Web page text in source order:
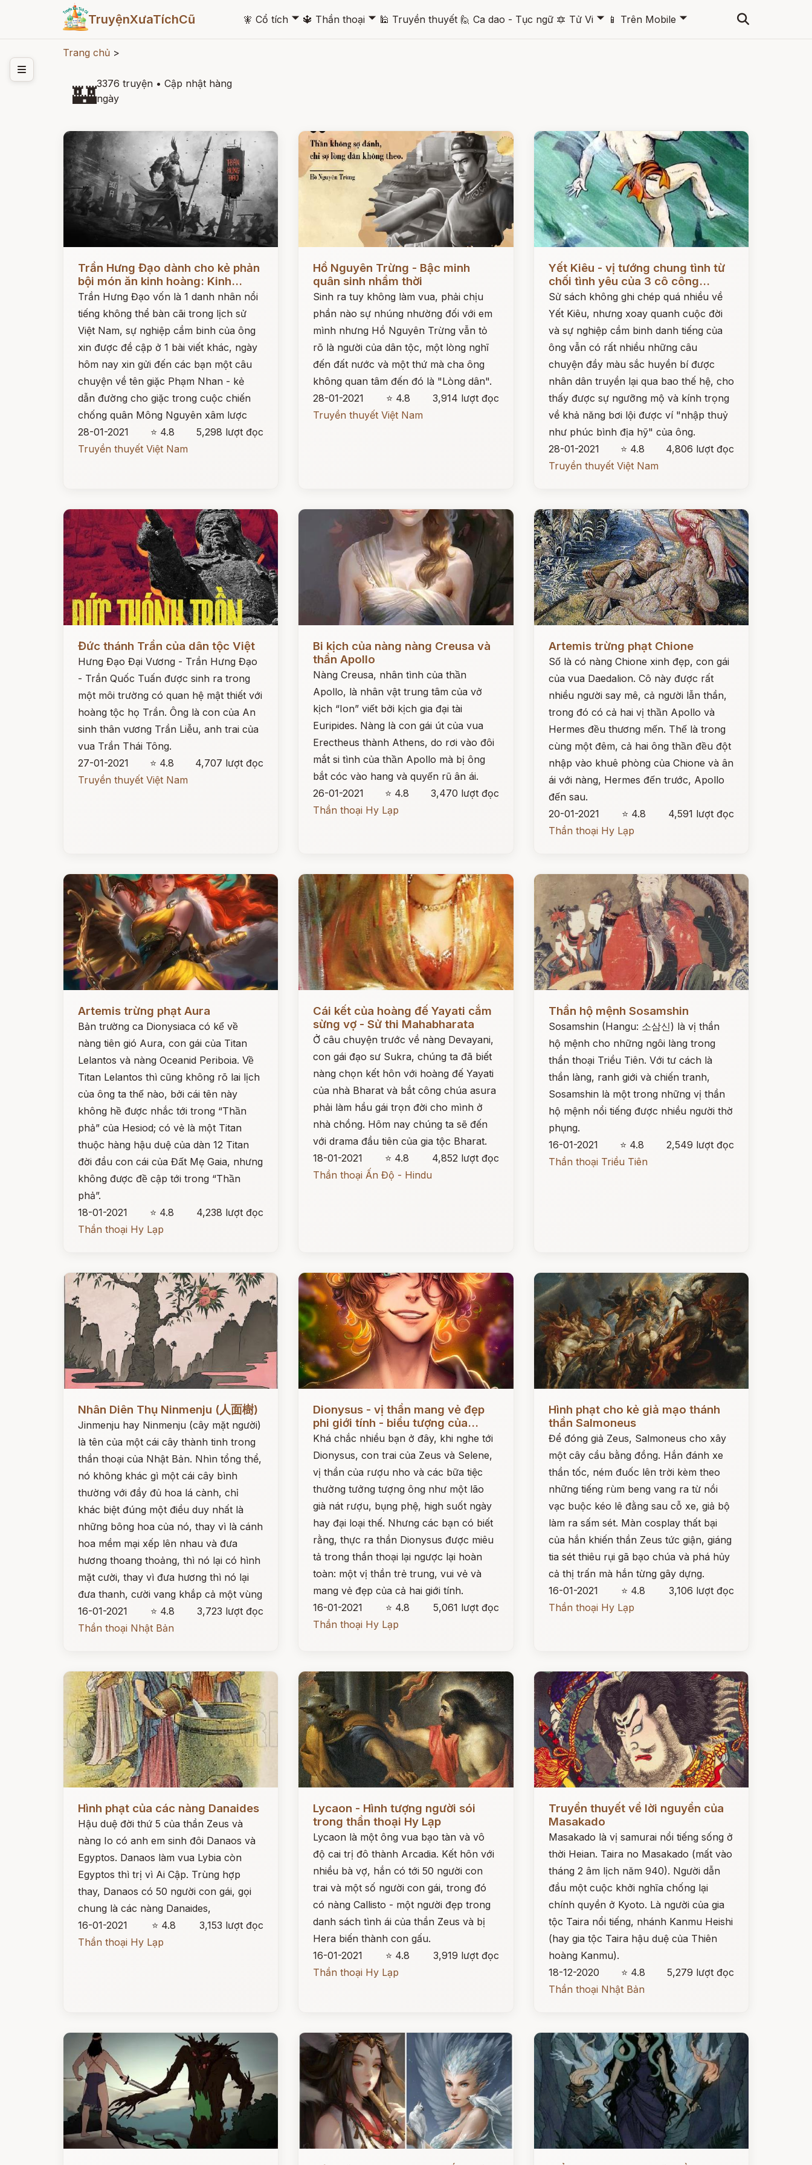
TruyệnXưaTíchCũ 🧚 Cổ tích 🞃 🔱 Thần thoại 🞃 🕌 Truyền thuyết 🙋 Ca dao - Tục ngữ 🔯 Tử Vi 🞃 📱 Trên Mobile 🞃
Trang chủ >
🏰3376 truyện • Cập nhật hàng
ngày
Đọc ngay
Trần Hưng Đạo dành cho kẻ phản
bội món ăn kinh hoàng: Kinh...
Trần Hưng Đạo vốn là 1 danh nhân nổi
tiếng không thể bàn cãi trong lịch sử
Việt Nam, sự nghiệp cầm binh của ông
xin được đề cập ở 1 bài viết khác, ngày
hôm nay xin gửi đến các bạn một câu
chuyện về tên giặc Phạm Nhan - kẻ
dẫn đường cho giặc trong cuộc chiến
chống quân Mông Nguyên xâm lược
28-01-2021
⭐ 4.8
5,298 lượt đọc
Truyền thuyết Việt Nam
Đọc ngay
Hồ Nguyên Trừng - Bậc minh
quân sinh nhầm thời
Sinh ra tuy không làm vua, phải chịu
phần nào sự nhúng nhường đối với em
mình nhưng Hồ Nguyên Trừng vẫn tỏ
rõ là người của dân tộc, một lòng nghĩ
đến đất nước và một thứ mà cha ông
không quan tâm đến đó là "Lòng dân".
28-01-2021
⭐ 4.8
3,914 lượt đọc
Truyền thuyết Việt Nam
Đọc ngay
Yết Kiêu - vị tướng chung tình từ
chối tình yêu của 3 cô công...
Sử sách không ghi chép quá nhiều về
Yết Kiêu, nhưng xoay quanh cuộc đời
và sự nghiệp cầm binh danh tiếng của
ông vẫn có rất nhiều những câu
chuyện đầy màu sắc huyền bí được
nhân dân truyền lại qua bao thế hệ, cho
thấy được sự ngưỡng mộ và kính trọng
về khả năng bơi lội được ví "nhập thuỷ
như phúc bình địa hỹ" của ông.
28-01-2021
⭐ 4.8
4,806 lượt đọc
Truyền thuyết Việt Nam
Đức thánh Trần của dân tộc Việt
Hưng Đạo Đại Vương - Trần Hưng Đạo
- Trần Quốc Tuấn được sinh ra trong
một môi trường có quan hệ mật thiết với
hoàng tộc họ Trần. Ông là con của An
sinh thân vương Trần Liễu, anh trai của
vua Trần Thái Tông.
27-01-2021
⭐ 4.8
4,707 lượt đọc
Truyền thuyết Việt Nam
Bi kịch của nàng nàng Creusa và
thần Apollo
Nàng Creusa, nhân tình của thần
Apollo, là nhân vật trung tâm của vở
kịch “Ion” viết bởi kịch gia đại tài
Euripides. Nàng là con gái út của vua
Erectheus thành Athens, do rơi vào đôi
mắt si tình của thần Apollo mà bị ông
bắt cóc vào hang và quyến rũ ân ái.
26-01-2021
⭐ 4.8
3,470 lượt đọc
Thần thoại Hy Lạp
Artemis trừng phạt Chione
Số là có nàng Chione xinh đẹp, con gái
của vua Daedalion. Cô này được rất
nhiều người say mê, cả người lẫn thần,
trong đó có cả hai vị thần Apollo và
Hermes đều thương mến. Thế là trong
cùng một đêm, cả hai ông thần đều đột
nhập vào khuê phòng của Chione và ân
ái với nàng, Hermes đến trước, Apollo
đến sau.
20-01-2021
⭐ 4.8
4,591 lượt đọc
Thần thoại Hy Lạp
Artemis trừng phạt Aura
Bản trường ca Dionysiaca có kể về
nàng tiên gió Aura, con gái của Titan
Lelantos và nàng Oceanid Periboia. Về
Titan Lelantos thì cũng không rõ lai lịch
của ông ta thế nào, bởi cái tên này
không hề được nhắc tới trong “Thần
phả” của Hesiod; có vẻ là một Titan
thuộc hàng hậu duệ của dàn 12 Titan
đời đầu con cái của Đất Mẹ Gaia, nhưng
không được đề cập tới trong “Thần
phả”.
18-01-2021
⭐ 4.8
4,238 lượt đọc
Thần thoại Hy Lạp
Cái kết của hoàng đế Yayati cắm
sừng vợ - Sử thi Mahabharata
Ở câu chuyện trước về nàng Devayani,
con gái đạo sư Sukra, chúng ta đã biết
nàng chọn kết hôn với hoàng đế Yayati
của nhà Bharat và bắt công chúa asura
phải làm hầu gái trọn đời cho mình ở
nhà chồng. Hôm nay chúng ta sẽ đến
với drama đầu tiên của gia tộc Bharat.
18-01-2021
⭐ 4.8
4,852 lượt đọc
Thần thoại Ấn Độ - Hindu
Đọc ngay
Thần hộ mệnh Sosamshin
Sosamshin (Hangu: 소삼신) là vị thần
hộ mệnh cho những ngôi làng trong
thần thoại Triều Tiên. Với tư cách là
thần làng, ranh giới và chiến tranh,
Sosamshin là một trong những vị thần
hộ mệnh nổi tiếng được nhiều người thờ
phụng.
16-01-2021
⭐ 4.8
2,549 lượt đọc
Thần thoại Triều Tiên
Nhân Diên Thụ Ninmenju (人面樹)
Jinmenju hay Ninmenju (cây mặt người)
là tên của một cái cây thành tinh trong
thần thoại của Nhật Bản. Nhìn tổng thể,
nó không khác gì một cái cây bình
thường với đầy đủ hoa lá cành, chỉ
khác biệt đúng một điều duy nhất là
những bông hoa của nó, thay vì là cánh
hoa mềm mại xếp lên nhau và đưa
hương thoang thoảng, thì nó lại có hình
mặt cười, thay vì đưa hương thì nó lại
đưa thanh, cười vang khắp cả một vùng
16-01-2021
⭐ 4.8
3,723 lượt đọc
Thần thoại Nhật Bản
Dionysus - vị thần mang vẻ đẹp
phi giới tính - biểu tượng của...
Khá chắc nhiều bạn ở đây, khi nghe tới
Dionysus, con trai của Zeus và Selene,
vị thần của rượu nho và các bữa tiệc
thường tưởng tượng ông như một lão
già nát rượu, bụng phệ, high suốt ngày
hay đại loại thế. Nhưng các bạn có biết
rằng, thực ra thần Dionysus được miêu
tả trong thần thoại lại ngược lại hoàn
toàn: một vị thần trẻ trung, vui vẻ và
mang vẻ đẹp của cả hai giới tính.
16-01-2021
⭐ 4.8
5,061 lượt đọc
Thần thoại Hy Lạp
Hình phạt cho kẻ giả mạo thánh
thần Salmoneus
Để đóng giả Zeus, Salmoneus cho xây
một cây cầu bằng đồng. Hắn đánh xe
thần tốc, ném đuốc lên trời kèm theo
những tiếng rùm beng vang ra từ nồi
vạc buộc kéo lê đằng sau cỗ xe, giả bộ
làm ra sấm sét. Màn cosplay thất bại
của hắn khiến thần Zeus tức giận, giáng
tia sét thiêu rụi gã bạo chúa và phá hủy
cả thị trấn mà hắn từng gây dựng.
16-01-2021
⭐ 4.8
3,106 lượt đọc
Thần thoại Hy Lạp
Hình phạt của các nàng Danaides
Hậu duệ đời thứ 5 của thần Zeus và
nàng Io có anh em sinh đôi Danaos và
Egyptos. Danaos làm vua Lybia còn
Egyptos thì trị vì Ai Cập. Trùng hợp
thay, Danaos có 50 người con gái, gọi
chung là các nàng Danaides,
16-01-2021
⭐ 4.8
3,153 lượt đọc
Thần thoại Hy Lạp
Lycaon - Hình tượng người sói
trong thần thoại Hy Lạp
Lycaon là một ông vua bạo tàn và vô
độ cai trị đô thành Arcadia. Kết hôn với
nhiều bà vợ, hắn có tới 50 người con
trai và một số người con gái, trong đó
có nàng Callisto - một người đẹp trong
danh sách tình ái của thần Zeus và bị
Hera biến thành con gấu.
16-01-2021
⭐ 4.8
3,919 lượt đọc
Thần thoại Hy Lạp
Đọc ngay
Truyền thuyết về lời nguyền của
Masakado
Masakado là vị samurai nổi tiếng sống ở
thời Heian. Taira no Masakado (mất vào
tháng 2 âm lịch năm 940). Người dẫn
đầu một cuộc khởi nghĩa chống lại
chính quyền ở Kyoto. Là người của gia
tộc Taira nổi tiếng, nhánh Kanmu Heishi
(hay gia tộc Taira hậu duệ của Thiên
hoàng Kanmu).
18-12-2020
⭐ 4.8
5,279 lượt đọc
Thần thoại Nhật Bản
Đọc ngay